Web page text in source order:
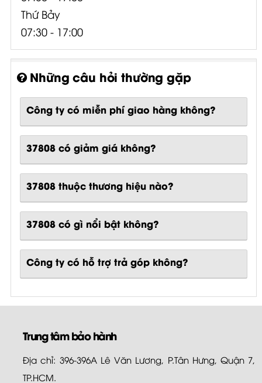
Thứ Bảy
07:30 - 17:00
Những câu hỏi thường gặp
Công ty có miễn phí giao hàng không?
37808 có giảm giá không?
37808 thuộc thương hiệu nào?
37808có gì nổi bật không?
Công ty có hỗ trợ trả góp không?
Trung tâm bảo hành
Địa chỉ: 396-396A Lê Văn Lương, P.Tân Hưng, Quận 7,
TP.HCM.